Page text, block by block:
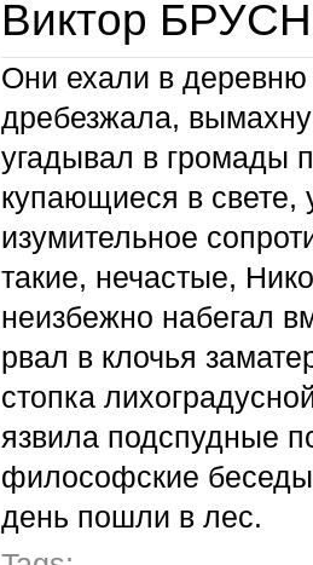
Виктор
Они ехали в
дребезжала,
угадывал в громады
купающиеся в свете,
изумительное
такие, нечастые,
неизбежно набегал
рвал в клочья
стопка
язвила подспудные
философские
день пошли в лес.